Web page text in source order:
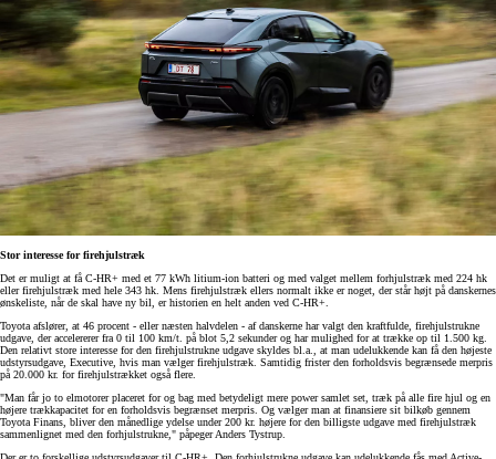
Stor interesse for firehjulstræk
Det er muligt at få C-HR+ med et 77 kWh litium-ion batteri og med valget mellem forhjulstræk med 224 hk
eller firehjulstræk med hele 343 hk. Mens firehjulstræk ellers normalt ikke er noget, der står højt på danskernes
ønskeliste, når de skal have ny bil, er historien en helt anden ved C-HR+.
Toyota afslører, at 46 procent - eller næsten halvdelen - af danskerne har valgt den kraftfulde, firehjulstrukne
udgave, der accelererer fra 0 til 100 km/t. på blot 5,2 sekunder og har mulighed for at trække op til 1.500 kg.
Den relativt store interesse for den firehjulstrukne udgave skyldes bl.a., at man udelukkende kan få den højeste
udstyrsudgave, Executive, hvis man vælger firehjulstræk. Samtidig frister den forholdsvis begrænsede merpris
på 20.000 kr. for firehjulstrækket også flere.
"Man får jo to elmotorer placeret for og bag med betydeligt mere power samlet set, træk på alle fire hjul og en
højere trækkapacitet for en forholdsvis begrænset merpris. Og vælger man at finansiere sit bilkøb gennem
Toyota Finans, bliver den månedlige ydelse under 200 kr. højere for den billigste udgave med firehjulstræk
sammenlignet med den forhjulstrukne," påpeger Anders Tystrup.